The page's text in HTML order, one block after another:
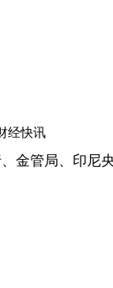
经快讯
金管局、印尼